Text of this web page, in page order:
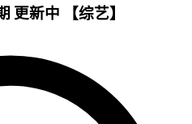
新中 【综艺】